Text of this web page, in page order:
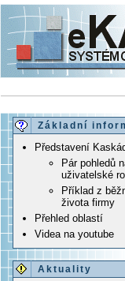
Základní
Představení
Pár pohledů
uživatelské
Příklad z
života firmy
Přehled oblastí
Videa na youtube
Aktuality